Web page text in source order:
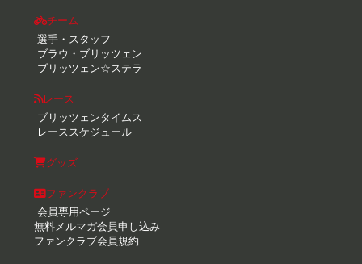
チーム
選手・スタッフ
ブラウ・ブリッツェン
ブリッツェン☆ステラ
レース
ブリッツェンタイムス
レーススケジュール
グッズ
ファンクラブ
会員専用ページ
無料メルマガ会員申し込み
ファンクラブ会員規約